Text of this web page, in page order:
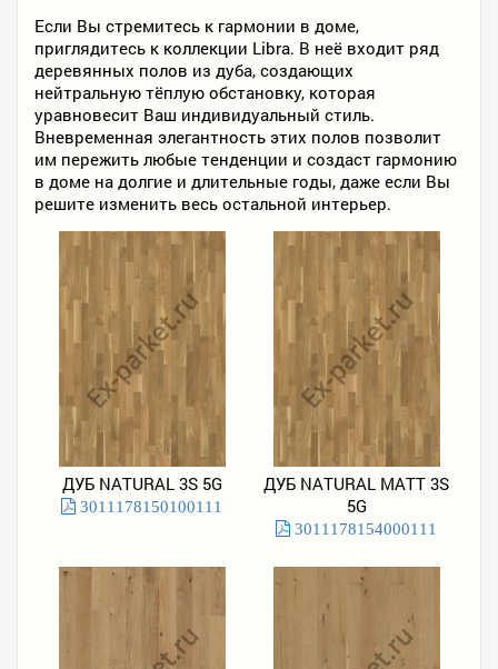
Если Вы стремитесь к гармонии в доме,
приглядитесь к коллекции Libra. В неё входит ряд
деревянных полов из дуба, создающих
нейтральную тёплую обстановку, которая
уравновесит Ваш индивидуальный стиль.
Вневременная элегантность этих полов позволит
им пережить любые тенденции и создаст гармонию
в доме на долгие и длительные годы, даже если Вы
решите изменить весь остальной интерьер.
ДУБ NATURAL 3S 5G
3011178150100111
ДУБ NATURAL MATT 3S
5G
3011178154000111